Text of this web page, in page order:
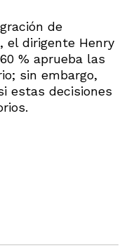
de
el dirigente Henry
% aprueba las
sin embargo,
estas decisiones